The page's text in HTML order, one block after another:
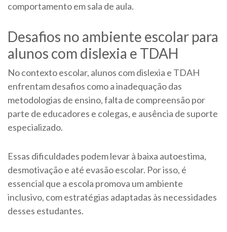
comportamento em sala de aula.
Desafios no ambiente escolar para
alunos com dislexia e TDAH
No contexto escolar, alunos com dislexia e TDAH
enfrentam desafios como a inadequação das
metodologias de ensino, falta de compreensão por
parte de educadores e colegas, e ausência de suporte
especializado.
Essas dificuldades podem levar à baixa autoestima,
desmotivação e até evasão escolar. Por isso, é
essencial que a escola promova um ambiente
inclusivo, com estratégias adaptadas às necessidades
desses estudantes.